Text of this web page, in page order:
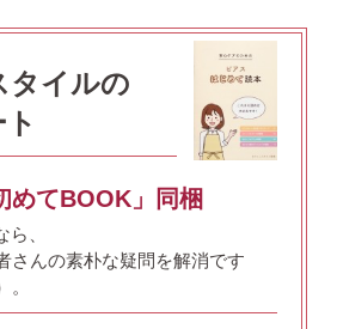
タイルの
めてBOOK」同梱
、
さんの素朴な疑問を解消です
。